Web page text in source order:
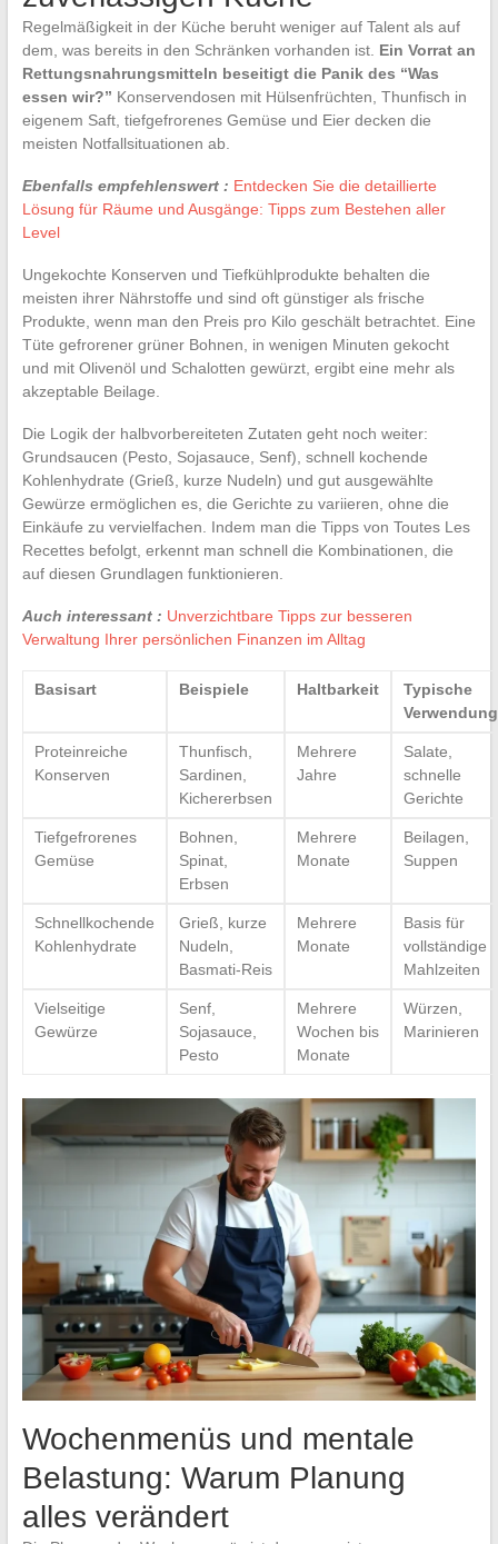
Regelmäßigkeit in der Küche beruht weniger auf Talent als auf
dem, was bereits in den Schränken vorhanden ist. Ein Vorrat an
Rettungsnahrungsmitteln beseitigt die Panik des “Was
essen wir?” Konservendosen mit Hülsenfrüchten, Thunfisch in
eigenem Saft, tiefgefrorenes Gemüse und Eier decken die
meisten Notfallsituationen ab.
Ebenfalls empfehlenswert : Entdecken Sie die detaillierte
Lösung für Räume und Ausgänge: Tipps zum Bestehen aller
Level
Ungekochte Konserven und Tiefkühlprodukte behalten die
meisten ihrer Nährstoffe und sind oft günstiger als frische
Produkte, wenn man den Preis pro Kilo geschält betrachtet. Eine
Tüte gefrorener grüner Bohnen, in wenigen Minuten gekocht
und mit Olivenöl und Schalotten gewürzt, ergibt eine mehr als
akzeptable Beilage.
Die Logik der halbvorbereiteten Zutaten geht noch weiter:
Grundsaucen (Pesto, Sojasauce, Senf), schnell kochende
Kohlenhydrate (Grieß, kurze Nudeln) und gut ausgewählte
Gewürze ermöglichen es, die Gerichte zu variieren, ohne die
Einkäufe zu vervielfachen. Indem man die Tipps von Toutes Les
Recettes befolgt, erkennt man schnell die Kombinationen, die
auf diesen Grundlagen funktionieren.
Auch interessant : Unverzichtbare Tipps zur besseren
Verwaltung Ihrer persönlichen Finanzen im Alltag
Basisart Beispiele Haltbarkeit
Typische
Verwendung
Proteinreiche
Konserven
Thunfisch,
Sardinen,
Kichererbsen
Mehrere
Jahre
Salate,
schnelle
Gerichte
Tiefgefrorenes
Gemüse
Bohnen,
Spinat,
Erbsen
Mehrere
Monate
Beilagen,
Suppen
Schnellkochende
Kohlenhydrate
Grieß, kurze
Nudeln,
Basmati-Reis
Mehrere
Monate
Basis für
vollständige
Mahlzeiten
Vielseitige
Gewürze
Senf,
Sojasauce,
Pesto
Mehrere
Wochen bis
Monate
Würzen,
Marinieren
Wochenmenüs und mentale
Belastung: Warum Planung
alles verändert